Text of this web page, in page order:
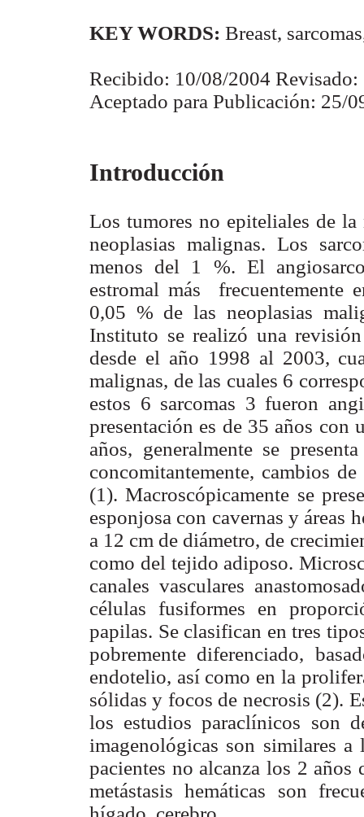
KEY WORDS: Breast,
Recibido: 10/08/2004
Aceptado para Publicación: 25/
Introducción
Los tumores no epiteliales de
neoplasias malignas. Los
menos del 1 %. El
estromal más frecuentemente
0,05 % de las neoplasias
Instituto se realizó una
desde el año 1998 al 2003,
malignas, de las cuales 6
estos 6 sarcomas 3 fueron
presentación es de 35 años con
años, generalmente se
concomitantemente, cambios
(1). Macroscópicamente se
esponjosa con cavernas y áreas
a 12 cm de diámetro, de
como del tejido adiposo.
canales vasculares
células fusiformes en
papilas. Se clasifican en tres
pobremente diferenciado,
endotelio, así como en la
sólidas y focos de necrosis (2).
los estudios paraclínicos son
imagenológicas son similares
pacientes no alcanza los 2
metástasis hemáticas son